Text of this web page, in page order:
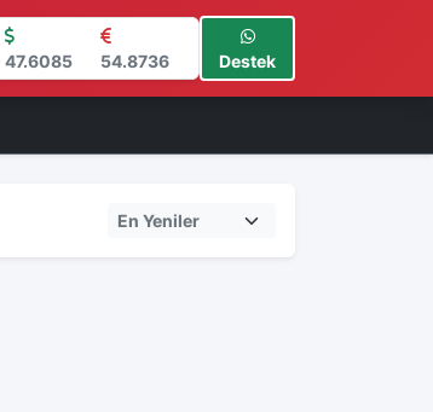
47.6085 54.8736 Destek